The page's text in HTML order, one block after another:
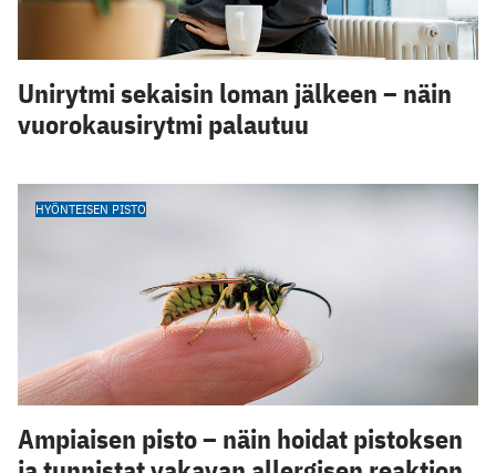
Unirytmi sekaisin loman jälkeen – näin
vuorokausirytmi palautuu
HYÖNTEISEN PISTO
Ampiaisen pisto – näin hoidat pistoksen